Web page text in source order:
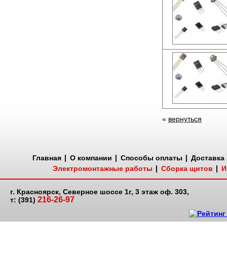
« вернуться
Главная О компании Способы оплаты
Доставка
Электромонтажные работы
Сборка щитов
г. Красноярск, Северное шоссе 1г, 3 этаж оф. 303,
т: (391) 216-26-97